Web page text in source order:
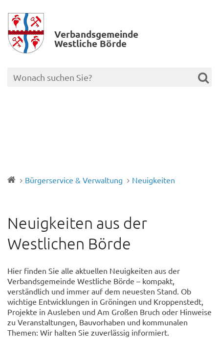
Verbands­gemeinde
Westliche Börde
Bürgerservice & Verwaltung Neuigkeiten
Neuigkeiten aus der
Westlichen Börde
Hier finden Sie alle aktuellen Neuigkeiten aus der
Verbandsgemeinde Westliche Börde – kompakt,
verständlich und immer auf dem neuesten Stand. Ob
wichtige Entwicklungen in Gröningen und Kroppenstedt,
Projekte in Ausleben und Am Großen Bruch oder Hinweise
zu Veranstaltungen, Bauvorhaben und kommunalen
Themen: Wir halten Sie zuverlässig informiert.